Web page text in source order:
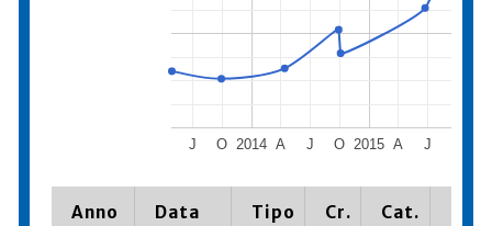
2014 2015
J O A J O A J
Anno Data Tipo Cr. Cat.